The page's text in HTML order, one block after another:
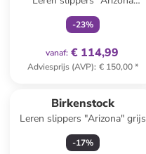
Adventure" zwart
-23%
vanaf: € 114,99
Adviesprijs (AVP): € 150,00*
Birkenstock
Leren slippers "Arizona" grijs
-17%